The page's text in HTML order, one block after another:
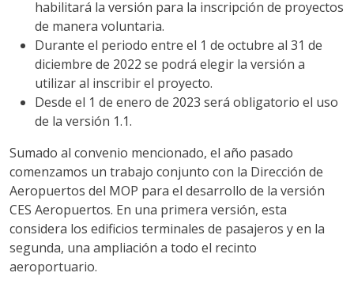
habilitará la versión para la inscripción de proyectos
de manera voluntaria.
Durante el periodo entre el 1 de octubre al 31 de
diciembre de 2022 se podrá elegir la versión a
utilizar al inscribir el proyecto.
Desde el 1 de enero de 2023 será obligatorio el uso
de la versión 1.1.
Sumado al convenio mencionado, el año pasado
comenzamos un trabajo conjunto con la Dirección de
Aeropuertos del MOP para el desarrollo de la versión
CES Aeropuertos. En una primera versión, esta
considera los edificios terminales de pasajeros y en la
segunda, una ampliación a todo el recinto
aeroportuario.